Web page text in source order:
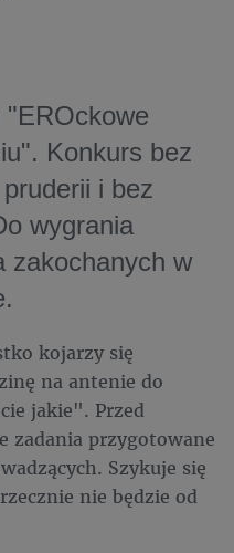
Konkurs bez
i bez
wygrania
zakochanych w
kojarzy się
na antenie do
jakie". Przed
zadania przygotowane
Szykuje się
nie będzie od